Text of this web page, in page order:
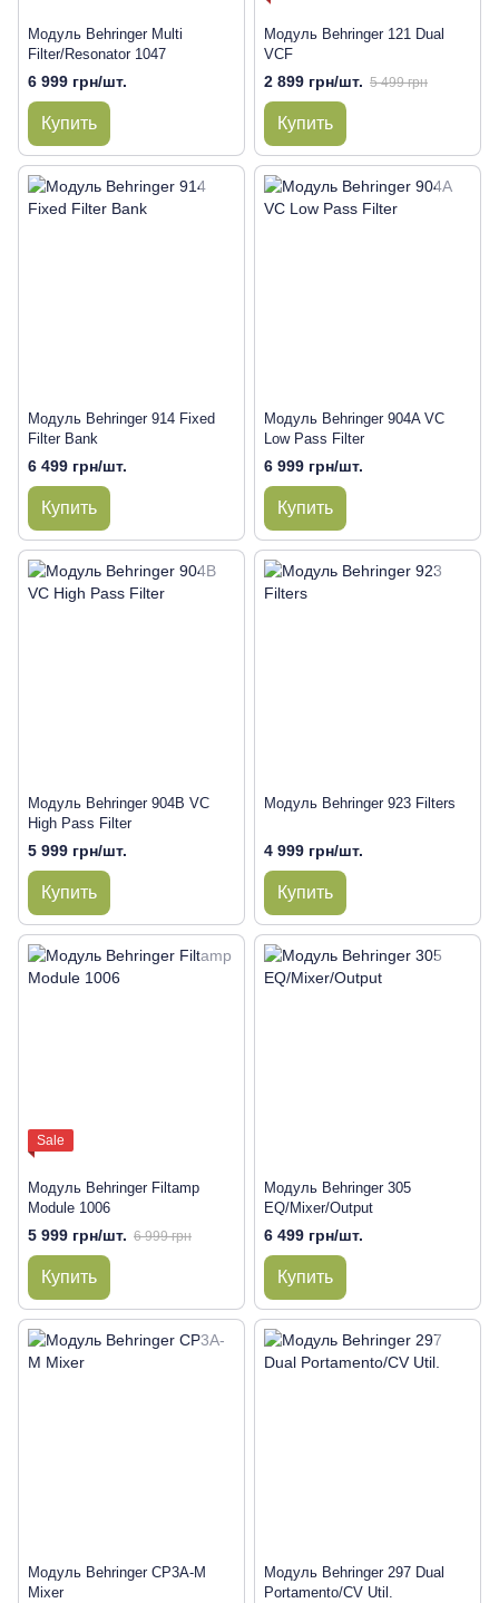
Модуль Behringer Multi
Filter/Resonator 1047
6 999 грн/шт.
Купить
Модуль Behringer 121 Dual
VCF
2 899 грн/шт. 5 499 грн
Купить
Модуль Behringer 914 Fixed
Filter Bank
6 499 грн/шт.
Купить
Модуль Behringer 904A VC
Low Pass Filter
6 999 грн/шт.
Купить
Модуль Behringer 904B VC
High Pass Filter
5 999 грн/шт.
Купить
Модуль Behringer 923 Filters
4 999 грн/шт.
Купить
Sale
Модуль Behringer Filtamp
Module 1006
5 999 грн/шт. 6 999 грн
Купить
Модуль Behringer 305
EQ/Mixer/Output
6 499 грн/шт.
Купить
Модуль Behringer CP3A-M
Mixer
Модуль Behringer 297 Dual
Portamento/CV Util.